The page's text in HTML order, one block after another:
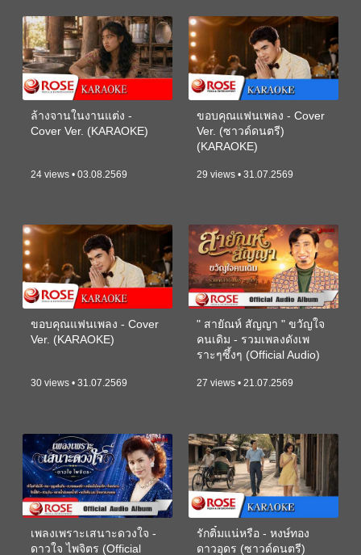
ล้างจานในงานแต่ง -
Cover Ver. (KARAOKE)
24 views • 03.08.2569
ขอบคุณแฟนเพลง - Cover
Ver. (ซาวด์ดนตรี)
(KARAOKE)
29 views • 31.07.2569
ขอบคุณแฟนเพลง - Cover
Ver. (KARAOKE)
30 views • 31.07.2569
" สายัณห์ สัญญา " ขวัญใจ
คนเดิม - รวมเพลงดังเพ
ราะๆซึ้งๆ (Official Audio)
27 views • 21.07.2569
เพลงเพราะเสนาะดวงใจ -
ดาวใจ ไพจิตร (Official
รักติ๋มแน่หรือ - หงษ์ทอง
ดาวอุดร (ซาวด์ดนตรี)